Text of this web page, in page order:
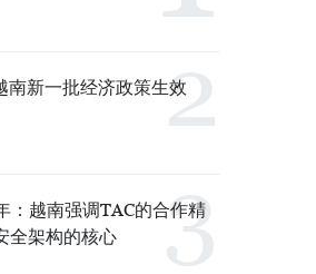
南新一批经济政策生效
：越南强调TAC的合作精
全架构的核心